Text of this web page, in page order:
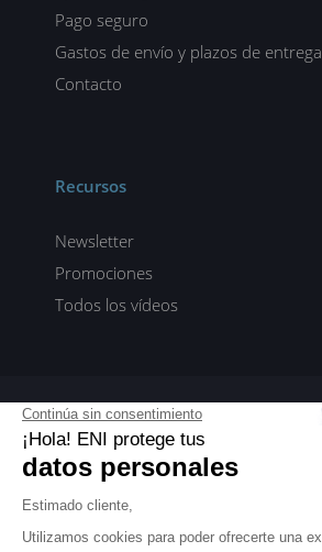
Pago seguro
Gastos de envío y plazos de entrega
Contacto
Recursos
Newsletter
Promociones
Todos los vídeos
ENI elearning
E-formaciones en 5 idiomas